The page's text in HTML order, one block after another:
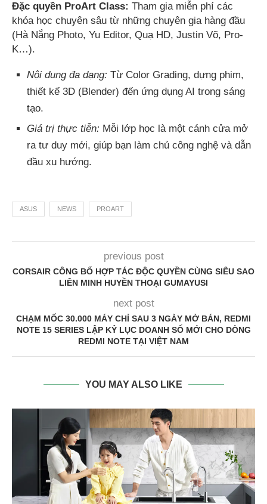
Đặc quyền ProArt Class: Tham gia miễn phí các
khóa học chuyên sâu từ những chuyên gia hàng đầu
(Hà Nắng Photo, Yu Editor, Quạ HD, Justin Võ, Pro-
K…).
Nội dung đa dạng: Từ Color Grading, dựng phim,
thiết kế 3D (Blender) đến ứng dụng AI trong sáng
tạo.
Giá trị thực tiễn: Mỗi lớp học là một cánh cửa mở
ra tư duy mới, giúp bạn làm chủ công nghệ và dẫn
đầu xu hướng.
ASUS NEWS PROART
previous post
CORSAIR CÔNG BỐ HỢP TÁC ĐỘC QUYỀN CÙNG SIÊU SAO
LIÊN MINH HUYỀN THOẠI GUMAYUSI
next post
CHẠM MỐC 30.000 MÁY CHỈ SAU 3 NGÀY MỞ BÁN, REDMI
NOTE 15 SERIES LẬP KỶ LỤC DOANH SỐ MỚI CHO DÒNG
REDMI NOTE TẠI VIỆT NAM
YOU MAY ALSO LIKE